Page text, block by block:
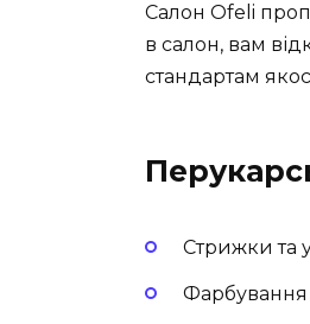
Салон Ofeli
в салон, вам
стандартам
Стрижки та
Фарбування